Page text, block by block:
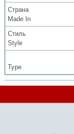
Страна
Made In
Стиль
Style
Type